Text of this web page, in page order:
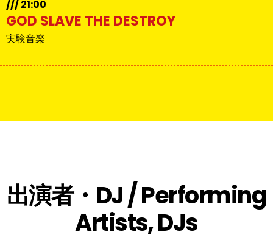
/// 21:00
GOD SLAVE THE DESTROY
実験音楽
出演者・DJ / Performing
Artists, DJs